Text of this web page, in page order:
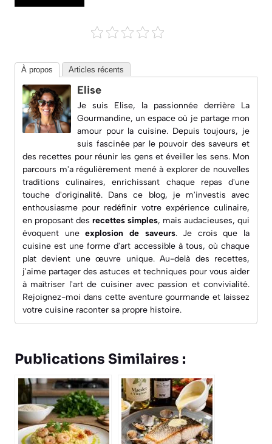
À propos Articles récents
Elise
Je suis Elise, la passionnée derrière La
Gourmandine, un espace où je partage mon
amour pour la cuisine. Depuis toujours, je
suis fascinée par le pouvoir des saveurs et
des recettes pour réunir les gens et éveiller les sens. Mon
parcours m'a régulièrement mené à explorer de nouvelles
traditions culinaires, enrichissant chaque repas d'une
touche d'originalité. Dans ce blog, je m'investis avec
enthousiasme pour redéfinir votre expérience culinaire,
en proposant des recettes simples, mais audacieuses, qui
évoquent uneexplosion de saveurs. Je crois que la
cuisine est une forme d'art accessible à tous, où chaque
plat devient une œuvre unique. Au-delà des recettes,
j'aime partager des astuces et techniques pour vous aider
à maîtriser l'art de cuisiner avec passion et convivialité.
Rejoignez-moi dans cette aventure gourmande et laissez
votre cuisine raconter sa propre histoire.
Publications Similaires :